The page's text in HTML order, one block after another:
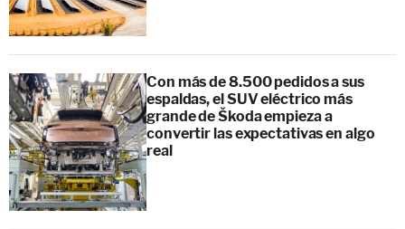
Con más de 8.500 pedidos a sus
espaldas, el SUV eléctrico más
grande de Škoda empieza a
convertir las expectativas en algo
real